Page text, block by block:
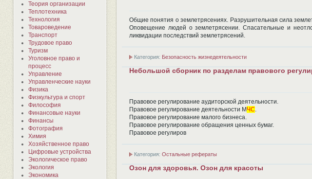
Теория организации
Теплотехника
Технология
Товароведение
Транспорт
Трудовое право
Туризм
Уголовное право и
процесс
Управление
Управленческие науки
Физика
Физкультура и спорт
Философия
Финансовые науки
Финансы
Фотография
Химия
Хозяйственное право
Цифровые устройства
Экологическое право
Экология
Экономика
Общие понятия о землетрясениях. Разрушительная сила
Оповещение людей о землетрясении. Спасательные и
ликвидации последствий землетрясений.
Категория: Безопасность жизнедеятельности
Небольшой сборник по разделам правового
Правовое регулирование аудиторской деятельности.
Правовое регулирование деятельности М ЧС.
Правовое регулирование малого бизнеса.
Правовое регулирование обращения ценных бумаг.
Правовое регулиров
Категория: Остальные рефераты
Озон для здоровья. Озон для красоты